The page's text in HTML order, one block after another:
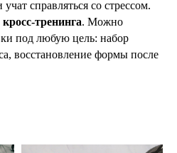
справляться со стрессом.
тренинга. Можно
под любую цель: набор
восстановление формы после